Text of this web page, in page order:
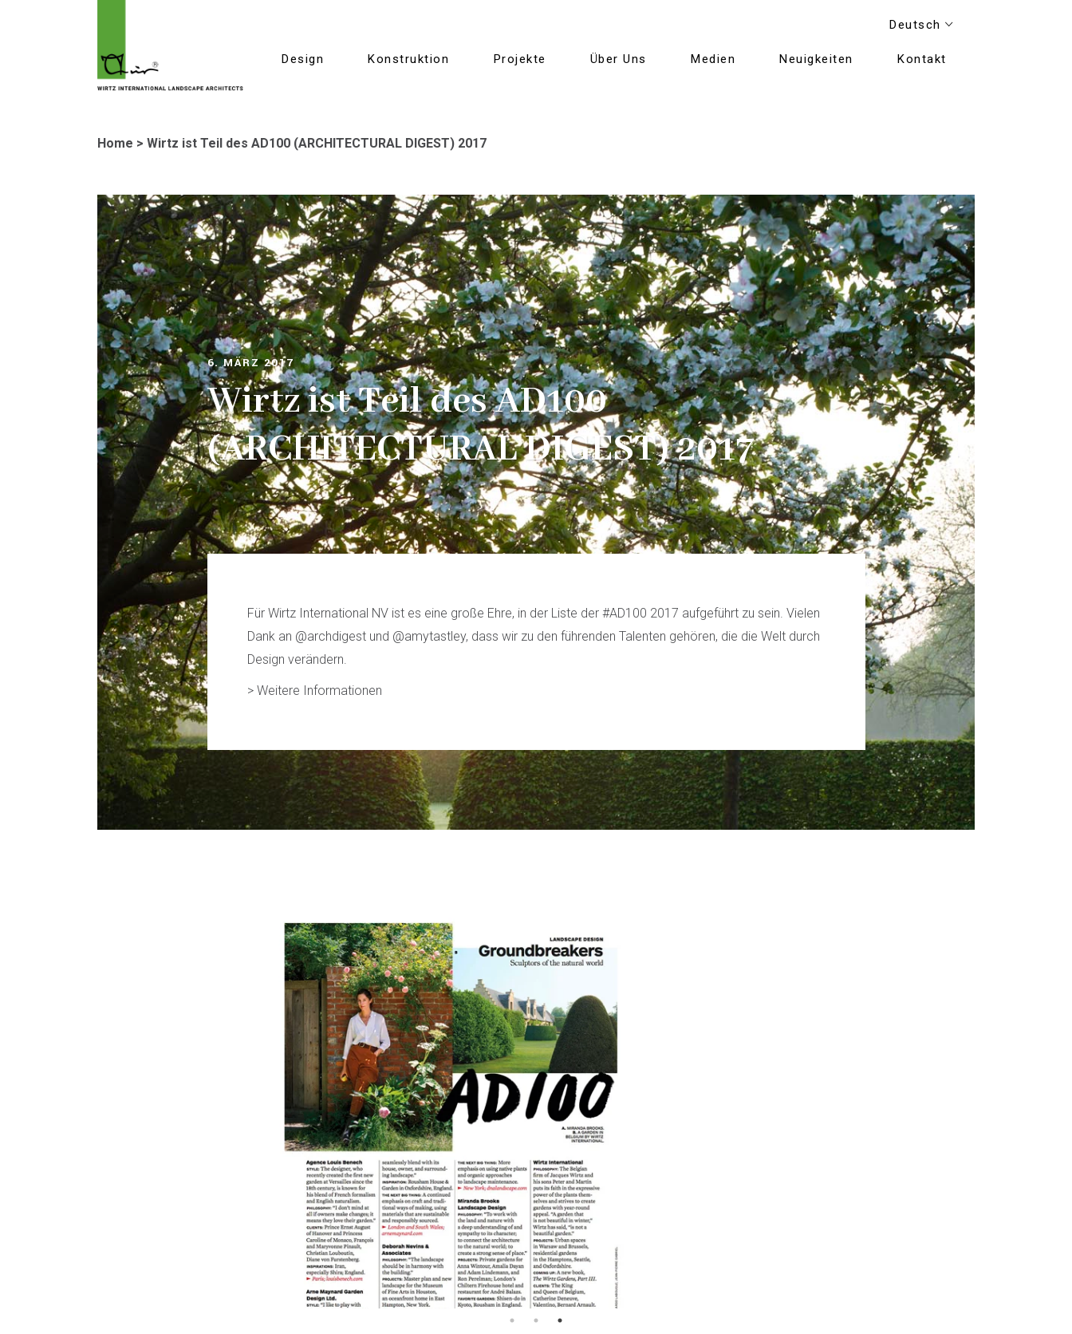
Deutsch
Design Konstruktion Projekte Über Uns Medien Neuigkeiten Kontakt
Home > Wirtz ist Teil des AD100 (ARCHITECTURAL DIGEST) 2017
6. MÄRZ 2017
Wirtz ist Teil des AD100
(ARCHITECTURAL DIGEST) 2017
Für Wirtz International NV ist es eine große Ehre, in der Liste der #AD100 2017 aufgeführt zu sein. Vielen
Dank an @archdigest und @amytastley, dass wir zu den führenden Talenten gehören, die die Welt durch
Design verändern.
> Weitere Informationen